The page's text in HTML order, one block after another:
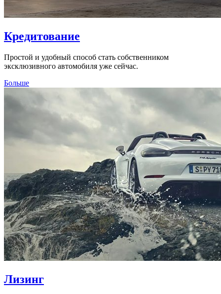
Кредитование
Простой и удобный способ стать собственником
эксклюзивного автомобиля уже сейчас.
Больше
Лизинг